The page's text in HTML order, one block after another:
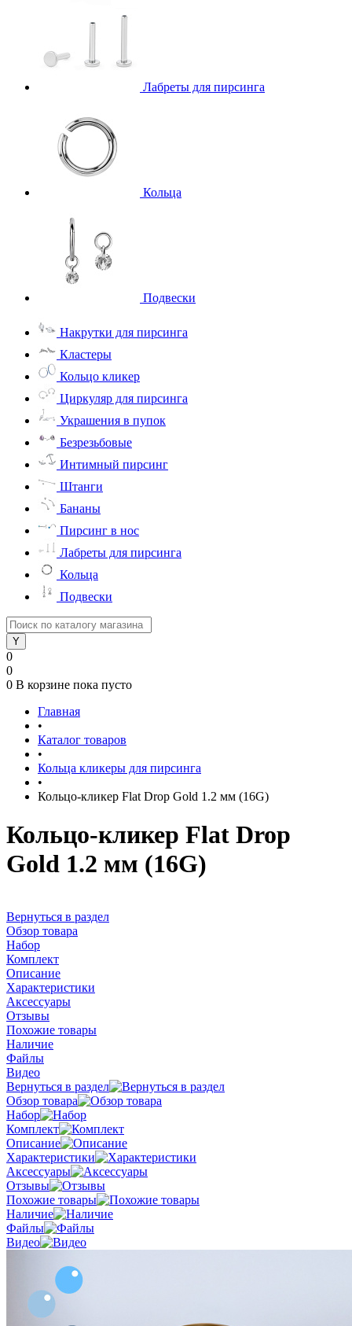
Лабреты для пирсинга
Кольца
Подвески
Накрутки для пирсинга
Кластеры
Кольцо кликер
Циркуляр для пирсинга
Украшения в пупок
Безрезьбовые
Интимный пирсинг
Штанги
Бананы
Пирсинг в нос
Лабреты для пирсинга
Кольца
Подвески
0
0
0 В корзине пока пусто
Главная
•
Каталог товаров
•
Кольца кликеры для пирсинга
•
Кольцо-кликер Flat Drop Gold 1.2 мм (16G)
Кольцо-кликер Flat Drop
Gold 1.2 мм (16G)
Вернуться в раздел
Обзор товара
Набор
Комплект
Описание
Характеристики
Аксессуары
Отзывы
Похожие товары
Наличие
Файлы
Видео
Вернуться в раздел
Обзор товара
Набор
Комплект
Описание
Характеристики
Аксессуары
Отзывы
Похожие товары
Наличие
Файлы
Видео